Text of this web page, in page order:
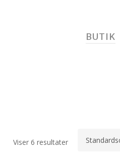
BUTIK
Viser 6 resultater